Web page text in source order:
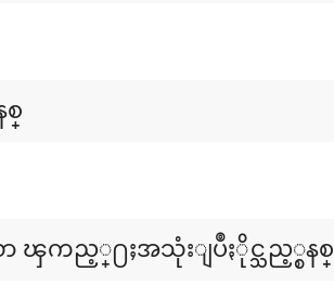
စ္
ၾကည့္႐ႈအသုံးျပဳႏိုင္သည့္စနစ္